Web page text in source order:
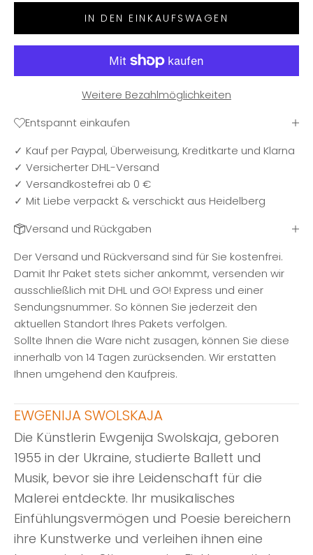
IN DEN EINKAUFSWAGEN
Weitere Bezahlmöglichkeiten
Entspannt einkaufen
✓ Kauf per Paypal, Überweisung, Kreditkarte und Klarna
✓ Versicherter DHL-Versand
✓ Versandkostefrei ab 0 €
✓ Mit Liebe verpackt & verschickt aus Heidelberg
Versand und Rückgaben
Der Versand und Rückversand sind für Sie kostenfrei.
Damit Ihr Paket stets sicher ankommt, versenden wir
ausschließlich mit DHL und GO! Express und einer
Sendungsnummer. So können Sie jederzeit den
aktuellen Standort Ihres Pakets verfolgen.
Sollte Ihnen die Ware nicht zusagen, können Sie diese
innerhalb von 14 Tagen zurücksenden. Wir erstatten
Ihnen umgehend den Kaufpreis.
EWGENIJA SWOLSKAJA
Die Künstlerin Ewgenija Swolskaja, geboren
1955 in der Ukraine, studierte Ballett und
Musik, bevor sie ihre Leidenschaft für die
Malerei entdeckte. Ihr musikalisches
Einfühlungsvermögen und Poesie bereichern
ihre Kunstwerke und verleihen ihnen eine